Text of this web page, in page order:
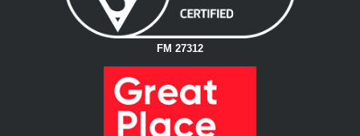
FM 27312